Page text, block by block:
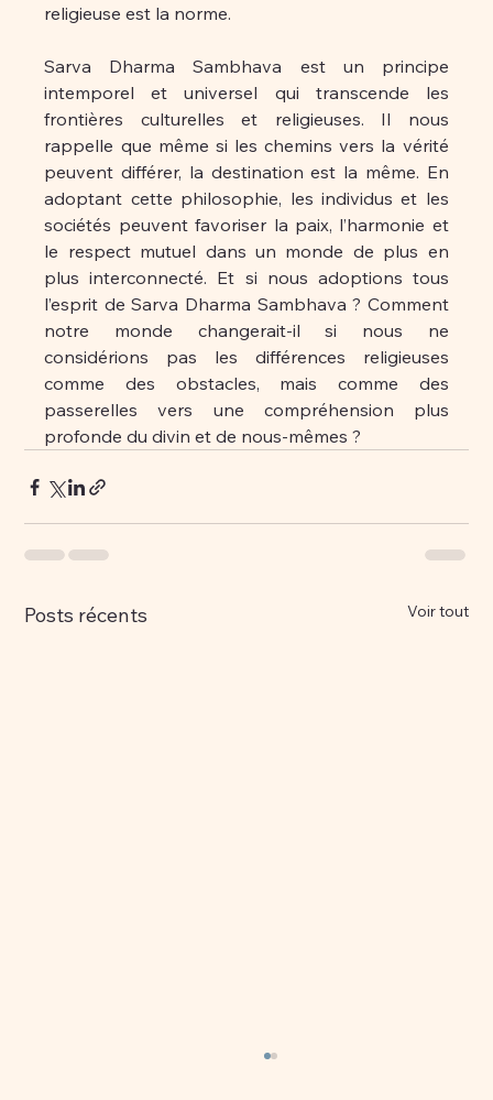
religieuse est la norme.
Sarva Dharma Sambhava est un principe
intemporel et universel qui transcende les
frontières culturelles et religieuses. Il nous
rappelle que même si les chemins vers la vérité
peuvent différer, la destination est la même. En
adoptant cette philosophie, les individus et les
sociétés peuvent favoriser la paix, l’harmonie et
le respect mutuel dans un monde de plus en
plus interconnecté. Et si nous adoptions tous
l’esprit de Sarva Dharma Sambhava ? Comment
notre monde changerait-il si nous ne
considérions pas les différences religieuses
comme des obstacles, mais comme des
passerelles vers une compréhension plus
profonde du divin et de nous-mêmes ?
Posts récents Voir tout